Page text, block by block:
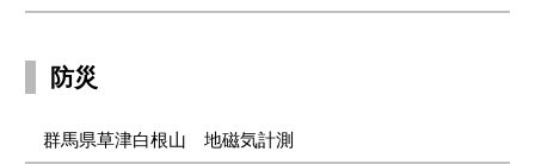
防災
群馬県草津白根山 地磁気計測